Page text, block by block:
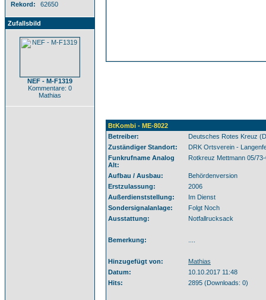
Rekord:
62650
Zufallsbild
NEF - M-F1319
Kommentare: 0
Mathias
BtKombi - ME-8022
Betreiber:
Deutsches Rotes Kreuz
Zuständiger Standort:
DRK Ortsverein -
Funkrufname Analog
Alt:
Rotkreuz Mettmann 05/
Aufbau / Ausbau:
Behördenversion
Erstzulassung:
2006
Außerdienststellung:
Im Dienst
Sondersignalanlage:
Folgt Noch
Ausstattung:
Notfallrucksack
Bemerkung:
Hinzugefügt von:
Mathias
Datum:
10.10.2017 11:48
Hits:
2895 (Downloads: 0)